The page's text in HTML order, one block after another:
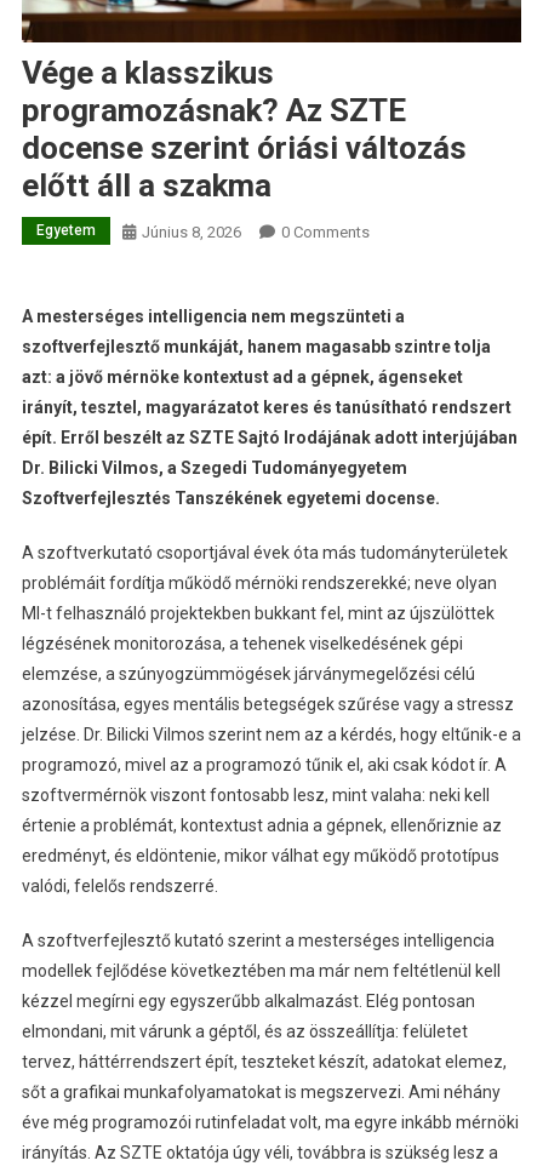
Vége a klasszikus
programozásnak? Az SZTE
docense szerint óriási változás
előtt áll a szakma
Egyetem Június 8, 2026 0 Comments
A mesterséges intelligencia nem megszünteti a
szoftverfejlesztő munkáját, hanem magasabb szintre tolja
azt: a jövő mérnöke kontextust ad a gépnek, ágenseket
irányít, tesztel, magyarázatot keres és tanúsítható rendszert
épít. Erről beszélt az SZTE Sajtó Irodájának adott interjújában
Dr. Bilicki Vilmos, a Szegedi Tudományegyetem
Szoftverfejlesztés Tanszékének egyetemi docense.
A szoftverkutató csoportjával évek óta más tudományterületek
problémáit fordítja működő mérnöki rendszerekké; neve olyan
MI-t felhasználó projektekben bukkant fel, mint az újszülöttek
légzésének monitorozása, a tehenek viselkedésének gépi
elemzése, a szúnyogzümmögések járványmegelőzési célú
azonosítása, egyes mentális betegségek szűrése vagy a stressz
jelzése. Dr. Bilicki Vilmos szerint nem az a kérdés, hogy eltűnik-e a
programozó, mivel az a programozó tűnik el, aki csak kódot ír. A
szoftvermérnök viszont fontosabb lesz, mint valaha: neki kell
értenie a problémát, kontextust adnia a gépnek, ellenőriznie az
eredményt, és eldöntenie, mikor válhat egy működő prototípus
valódi, felelős rendszerré.
A szoftverfejlesztő kutató szerint a mesterséges intelligencia
modellek fejlődése következtében ma már nem feltétlenül kell
kézzel megírni egy egyszerűbb alkalmazást. Elég pontosan
elmondani, mit várunk a géptől, és az összeállítja: felületet
tervez, háttérrendszert épít, teszteket készít, adatokat elemez,
sőt a grafikai munkafolyamatokat is megszervezi. Ami néhány
éve még programozói rutinfeladat volt, ma egyre inkább mérnöki
irányítás. Az SZTE oktatója úgy véli, továbbra is szükség lesz a